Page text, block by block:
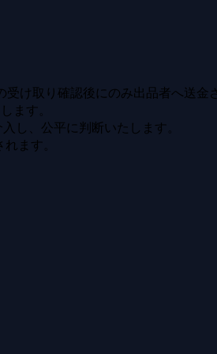
け取り確認後にのみ出品者へ送金
ます。
し、公平に判断いたします。
ます。